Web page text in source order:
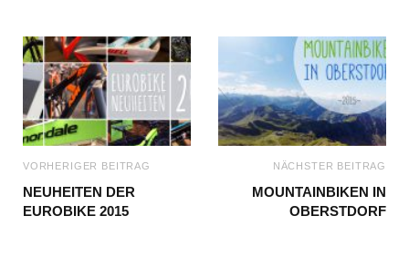
VORHERIGER BEITRAG
NEUHEITEN DER
EUROBIKE 2015
NÄCHSTER BEITRAG
MOUNTAINBIKEN IN
OBERSTDORF